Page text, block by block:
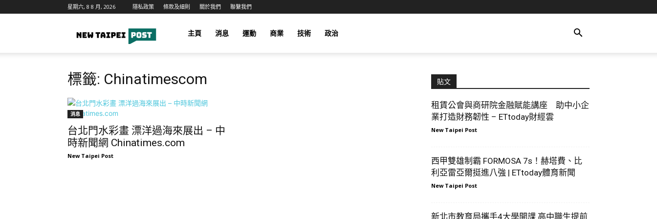
星期六, 8 8 月, 2026 隱私政策 條款及細則 關於我們 聯繫我們
主頁 消息 運動 商業 技術 政治
標籤: Chinatimescom
消息
台北門水彩畫 漂洋過海來展出 – 中
時新聞網 Chinatimes.com
New Taipei Post
貼文
租賃公會與商研院金融賦能講座 助中小企
業打造財務韌性 – ETtoday財經雲
New Taipei Post
西甲雙雄制霸 FORMOSA 7s！赫塔費、比
利亞雷亞爾挺進八強 | ETtoday體育新聞
New Taipei Post
新北市教育局攜手4大學開課 高中職生提前